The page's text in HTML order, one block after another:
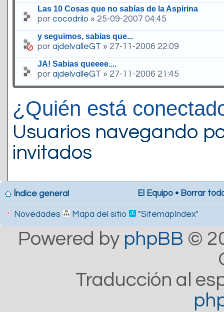
Las 10 Cosas que no sabías de la Aspirina
por cocodrilo » 25-09-2007 04:45
y seguimos, sabias que...
por ajdelvalleGT » 27-11-2006 22:09
JA! Sabias queeee....
por ajdelvalleGT » 27-11-2006 21:45
¿Quién está
Usuarios navegando
invitados
Índice general El Equipo • Borrar
Novedades Mapa del sitio "SitemapIndex"
Powered by phpBB ©
Traducción al